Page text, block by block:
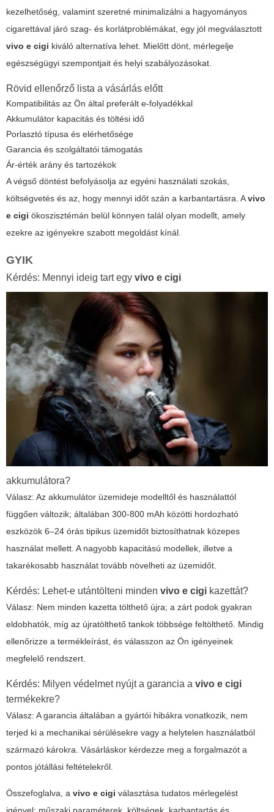
kezelhetőség, valamint szeretné minimalizálni a hagyományos
cigarettával járó szag- és korlátproblémákat, egy jól megválasztott
vivo e cigi kiváló alternatíva lehet. Mielőtt dönt, mérlegelje
egészségügyi szempontjait és helyi szabályozásokat.
Rövid ellenőrző lista a vásárlás előtt
Kompatibilitás az Ön által preferált e-folyadékkal
Akkumulátor kapacitás és töltési idő
Porlasztó típusa és elérhetősége
Garancia és szolgáltatói támogatás
Ár-érték arány és tartozékok
A végső döntést befolyásolja az egyéni használati szokás,
költségvetés és az, hogy mennyi időt szán a karbantartásra. Avivo
e cigi ökoszisztémán belül könnyen talál olyan modellt, amely
ezekre az igényekre szabott megoldást kínál.
GYIK
Kérdés: Mennyi ideig tart egy vivo e cigi
akkumulátora?
Válasz: Az akkumulátor üzemideje modelltől és használattól
függően változik; általában 300-800 mAh közötti hordozható
eszközök 6–24 órás tipikus üzemidőt biztosíthatnak közepes
használat mellett. A nagyobb kapacitású modellek, illetve a
takarékosabb használat tovább növelheti az üzemidőt.
Kérdés: Lehet-e utántölteni minden vivo e cigi kazettát?
Válasz: Nem minden kazetta tölthető újra; a zárt podok gyakran
eldobhatók, míg az újratölthető tankok többsége feltölthető. Mindig
ellenőrizze a termékleírást, és válasszon az Ön igényeinek
megfelelő rendszert.
Kérdés: Milyen védelmet nyújt a garancia a vivo e cigi
termékekre?
Válasz: A garancia általában a gyártói hibákra vonatkozik, nem
terjed ki a mechanikai sérülésekre vagy a helytelen használatból
származó károkra. Vásárláskor kérdezze meg a forgalmazót a
pontos jótállási feltételekről.
Összefoglalva, a vivo e cigi választása tudatos mérlegelést